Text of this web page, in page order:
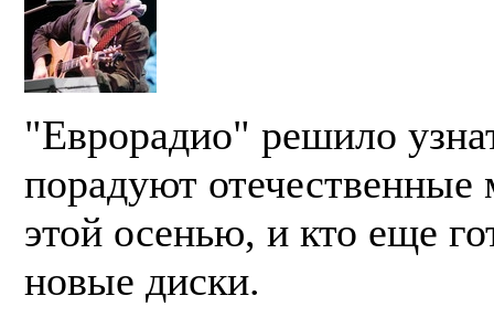
"Еврорадио" решило
порадуют
этой осенью, и кто еще
новые диски.